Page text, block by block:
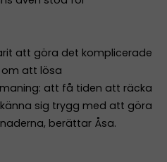
att göra det komplicerade
om att lösa
att få tiden att räcka
sig trygg med att göra
berättar Åsa.